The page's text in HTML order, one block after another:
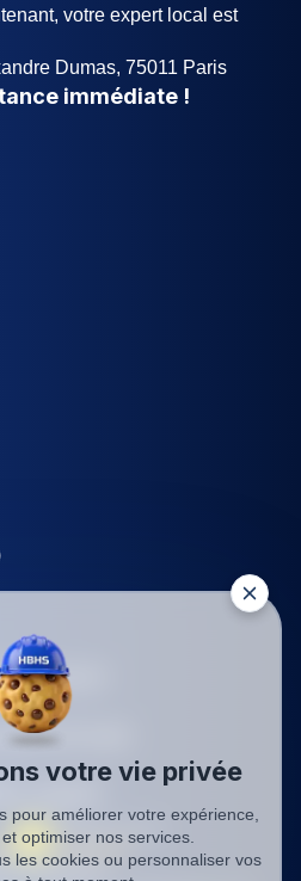
votre expert local est
Dumas, 75011 Paris
immédiate !
85 42 08 07
un E-mail
819116823
votre vie privée
pour améliorer votre expérience,
optimiser nos services.
les cookies ou personnaliser vos